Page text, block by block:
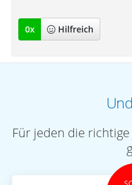
0x Hilfreich
Für jeden die